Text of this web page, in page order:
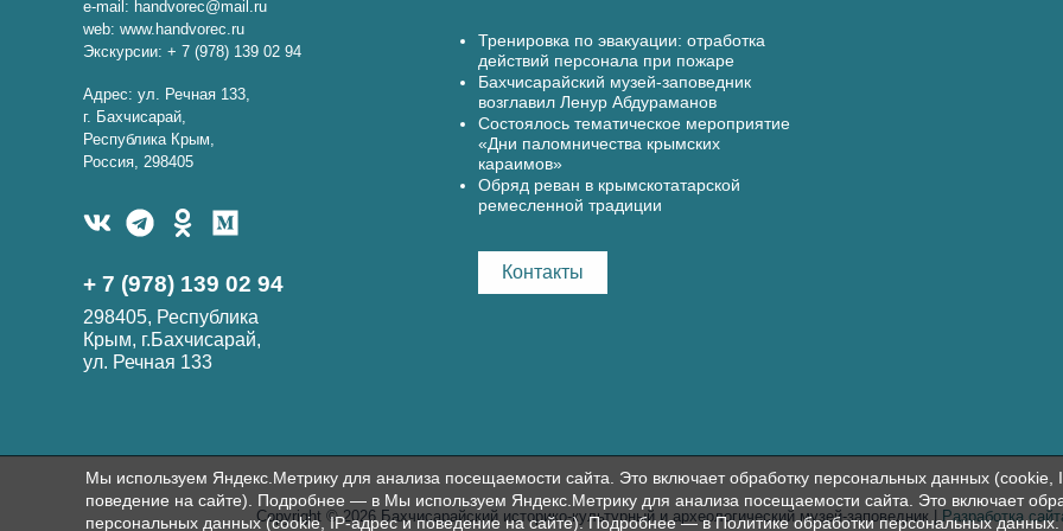
e-mail: handvorec@mail.ru
web: www.handvorec.ru
Экскурсии: + 7 (978) 139 02 94
Адрес: ул. Речная 133,
г. Бахчисарай,
Республика Крым,
Россия, 298405
+ 7 (978) 139 02 94
298405, Республика
Крым, г.Бахчисарай,
ул. Речная 133
Тренировка по эвакуации: отработка
действий персонала при пожаре
Бахчисарайский музей-заповедник
возглавил Ленур Абдураманов
Состоялось тематическое мероприятие
«Дни паломничества крымских
караимов»
Обряд реван в крымскотатарской
ремесленной традиции
Контакты
Copyright © 2026 Бахчисарайский историко-культурный и археологический музей-заповедник |Разработка
Мы используем Яндекс.Метрику для анализа посещаемости сайта. Это включает обработку персональных данных (cookie,
поведение на сайте). Подробнее — в Мы используем Яндекс.Метрику для анализа посещаемости сайта. Это включает
персональных данных (cookie, IP-адрес и поведение на сайте). Подробнее — вПолитике обработки персональных данных.